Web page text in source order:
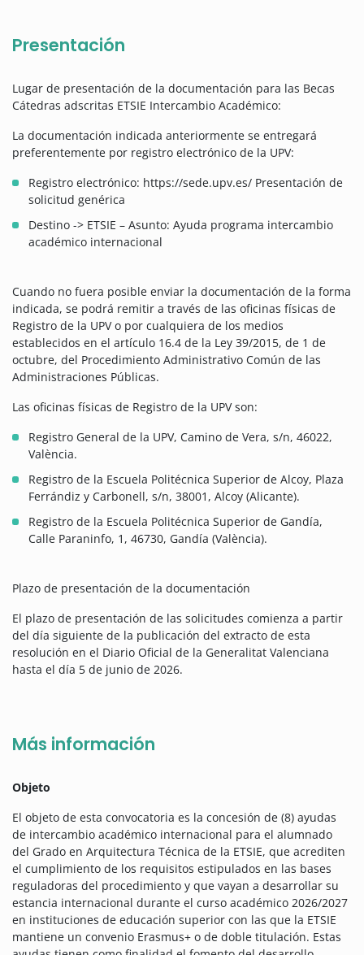
Presentación
Lugar de presentación de la documentación para las Becas
Cátedras adscritas ETSIE Intercambio Académico:
La documentación indicada anteriormente se entregará
preferentemente por registro electrónico de la UPV:
Registro electrónico: https://sede.upv.es/ Presentación de
solicitud genérica
Destino -> ETSIE – Asunto: Ayuda programa intercambio
académico internacional
Cuando no fuera posible enviar la documentación de la forma
indicada, se podrá remitir a través de las oficinas físicas de
Registro de la UPV o por cualquiera de los medios
establecidos en el artículo 16.4 de la Ley 39/2015, de 1 de
octubre, del Procedimiento Administrativo Común de las
Administraciones Públicas.
Las oficinas físicas de Registro de la UPV son:
Registro General de la UPV, Camino de Vera, s/n, 46022,
València.
Registro de la Escuela Politécnica Superior de Alcoy, Plaza
Ferrándiz y Carbonell, s/n, 38001, Alcoy (Alicante).
Registro de la Escuela Politécnica Superior de Gandía,
Calle Paraninfo, 1, 46730, Gandía (València).
Plazo de presentación de la documentación
El plazo de presentación de las solicitudes comienza a partir
del día siguiente de la publicación del extracto de esta
resolución en el Diario Oficial de la Generalitat Valenciana
hasta el día 5 de junio de 2026.
Más información
Objeto
El objeto de esta convocatoria es la concesión de (8) ayudas
de intercambio académico internacional para el alumnado
del Grado en Arquitectura Técnica de la ETSIE, que acrediten
el cumplimiento de los requisitos estipulados en las bases
reguladoras del procedimiento y que vayan a desarrollar su
estancia internacional durante el curso académico 2026/2027
en instituciones de educación superior con las que la ETSIE
mantiene un convenio Erasmus+ o de doble titulación. Estas